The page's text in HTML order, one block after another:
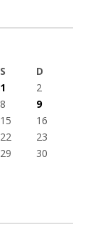
S
D
1
2
8
9
15
16
22
23
29
30